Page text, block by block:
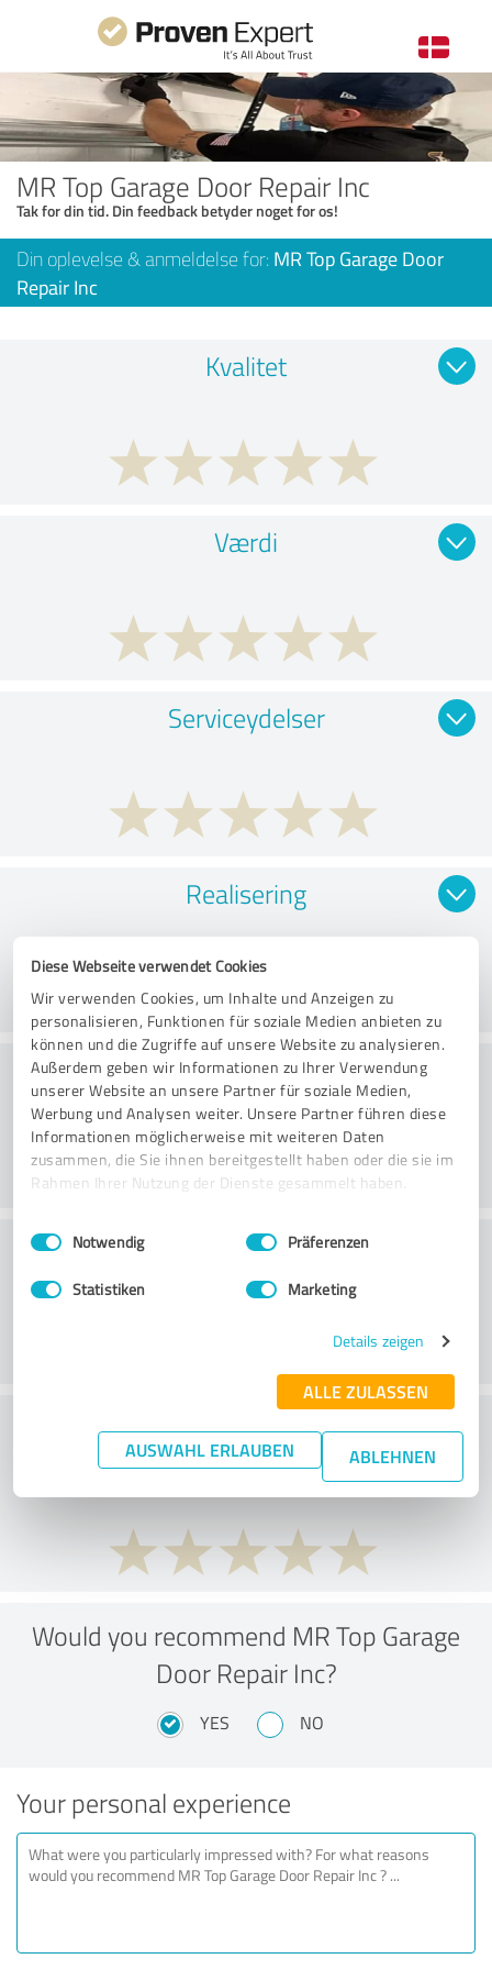
Diese Webseite verwendet Cookies
Wir verwenden Cookies, um Inhalte und Anzeigen zu
personalisieren, Funktionen für soziale Medien anbieten zu
können und die Zugriffe auf unsere Website zu analysieren.
Außerdem geben wir Informationen zu Ihrer Verwendung
unserer Website an unsere Partner für soziale Medien,
Werbung und Analysen weiter. Unsere Partner führen diese
Informationen möglicherweise mit weiteren Daten
zusammen, die Sie ihnen bereitgestellt haben oder die sie im
Rahmen Ihrer Nutzung der Dienste gesammelt haben.
Impressum Datenschutzbestimmungen
Einwilligungsauswahl
Notwendig Präferenzen
Statistiken Marketing
Details zeigen
ALLE ZULASSEN
AUSWAHL ERLAUBEN ABLEHNEN
MR Top Garage Door Repair Inc
Tak for din tid. Din feedback betyder noget for os!
Din oplevelse & anmeldelse for: MR Top Garage Door
Repair Inc
Kvalitet
Værdi
Serviceydelser
Realisering
Rådgivning
Kundeservice
What do you think of the price to
performance ratio?
Would you recommend MR Top Garage
Door Repair Inc?
YES NO
Your personal experience